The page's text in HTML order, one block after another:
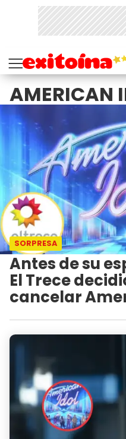
AMERICAN
SORPRESA
Antes de su
El Trece
cancelar